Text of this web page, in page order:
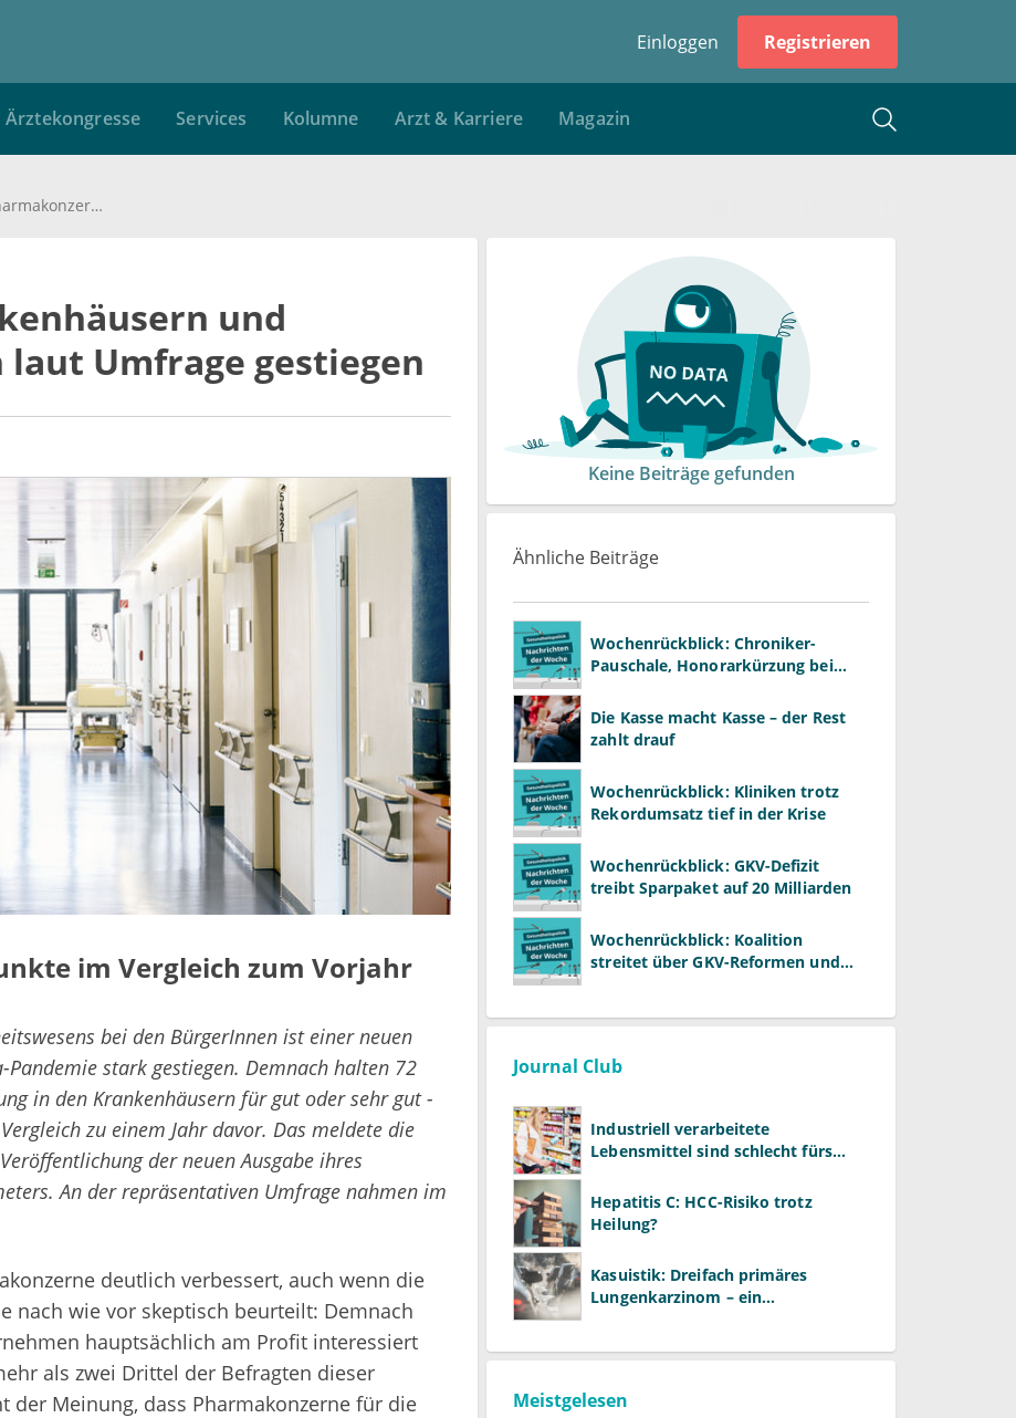
Einloggen Registrieren
Ärztekongresse Services Kolumne Arzt & Karriere Magazin
Ansehen von Krankenhäusern und Pharmakonzernen laut Umfrage gestiegen
und
Umfrage gestiegen
im Vergleich zum Vorjahr
bei den BürgerInnen ist einer neuen
stark gestiegen. Demnach halten 72
in den Krankenhäusern für gut oder sehr gut -
zu einem Jahr davor. Das meldete die
der neuen Ausgabe ihres
An der repräsentativen Umfrage nahmen im
deutlich verbessert, auch wenn die
nach wie vor skeptisch beurteilt: Demnach
hauptsächlich am Profit interessiert
als zwei Drittel der Befragten dieser
der Meinung, dass Pharmakonzerne für die
Keine Beiträge gefunden
Ähnliche Beiträge
Wochenrückblick: Chroniker-
Pauschale, Honorarkürzung bei
Die Kasse macht Kasse – der Rest
zahlt drauf
Wochenrückblick: Kliniken trotz
Rekordumsatz tief in der Krise
Wochenrückblick: GKV-Defizit
treibt Sparpaket auf 20 Milliarden
Wochenrückblick: Koalition
streitet über GKV-Reformen und
Journal Club
Industriell verarbeitete
Lebensmittel sind schlecht fürs
Hepatitis C: HCC-Risiko trotz
Heilung?
Kasuistik: Dreifach primäres
Lungenkarzinom – ein
Meistgelesen